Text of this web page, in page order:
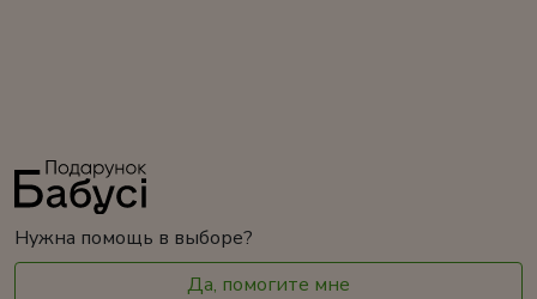
Нужна помощь в выборе?
Да, помогите мне